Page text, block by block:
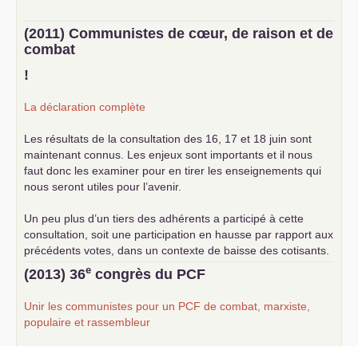
(2011) Communistes de cœur, de raison et de
combat
!
La déclaration complète
Les résultats de la consultation des 16, 17 et 18 juin sont
maintenant connus. Les enjeux sont importants et il nous
faut donc les examiner pour en tirer les enseignements qui
nous seront utiles pour l’avenir.
Un peu plus d’un tiers des adhérents a participé à cette
consultation, soit une participation en hausse par rapport aux
précédents votes, dans un contexte de baisse des cotisants.
... lire la suite
(2013) 36e congrès du PCF
Unir les communistes pour un PCF de combat, marxiste,
populaire et rassembleur